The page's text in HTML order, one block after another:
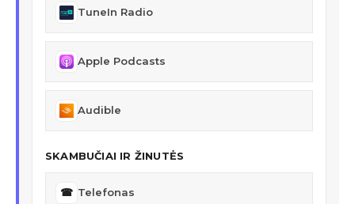
TuneIn Radio
Apple Podcasts
Audible
SKAMBUČIAI IR ŽINUTĖS
☎ Telefonas